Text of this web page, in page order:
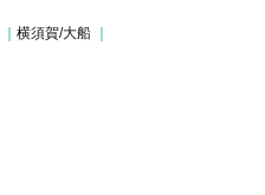
横須賀/大船